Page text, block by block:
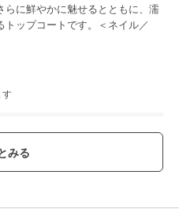
らに鮮やかに魅せるとともに、濡
ップコートです。＜ネイル／
す
阪急ビューティーオ